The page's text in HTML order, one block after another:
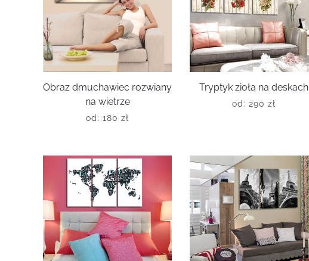
Obraz dmuchawiec rozwiany
na wietrze
od: 180 zł
Tryptyk zioła na deskach
od: 290zł